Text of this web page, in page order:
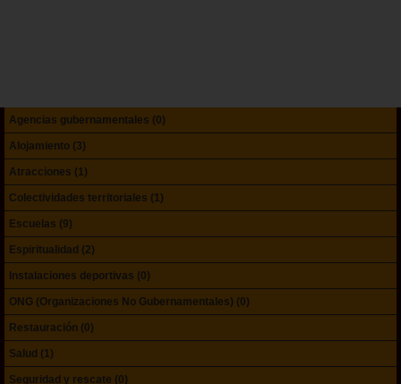
Agencias gubernamentales (0)
Alojamiento (3)
Atracciones (1)
Colectividades territoriales (1)
Escuelas (9)
Espiritualidad (2)
Instalaciones deportivas (0)
ONG (Organizaciones No Gubernamentales) (0)
Restauración (0)
Salud (1)
Seguridad y rescate (0)